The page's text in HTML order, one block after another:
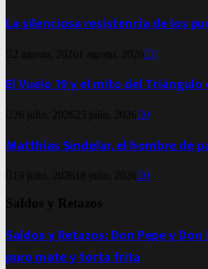
La silenciosa resistencia de los
2 agosto, 2026 1 agosto, 2026 0
El Vuelo 19 y el mito del Triángulo
26 julio, 2026 25 julio, 2026 0
Matthias Sindelar, el hombre de
19 julio, 2026 18 julio, 2026 0
Saldos y Retazos
Saldos y Retazos: Don Pepe y
puro mate y torta frita